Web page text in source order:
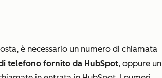
è necessario un numero di chiamata
telefono fornito da HubSpot, oppure un